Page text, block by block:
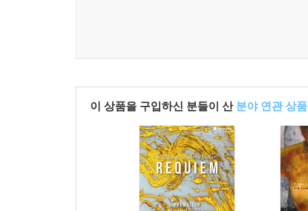
이 상품을 구입하신 분들이 산 분야 연관 상품